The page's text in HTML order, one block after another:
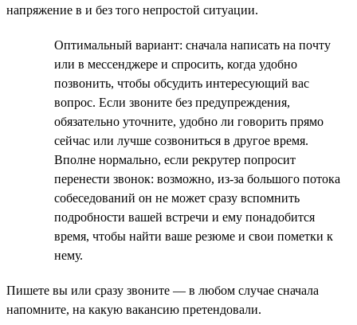
напряжение в и без того непростой ситуации.
Оптимальный вариант: сначала написать на почту
или в мессенджере и спросить, когда удобно
позвонить, чтобы обсудить интересующий вас
вопрос. Если звоните без предупреждения,
обязательно уточните, удобно ли говорить прямо
сейчас или лучше созвониться в другое время.
Вполне нормально, если рекрутер попросит
перенести звонок: возможно, из-за большого потока
собеседований он не может сразу вспомнить
подробности вашей встречи и ему понадобится
время, чтобы найти ваше резюме и свои пометки к
нему.
Пишете вы или сразу звоните — в любом случае сначала
напомните, на какую вакансию претендовали.